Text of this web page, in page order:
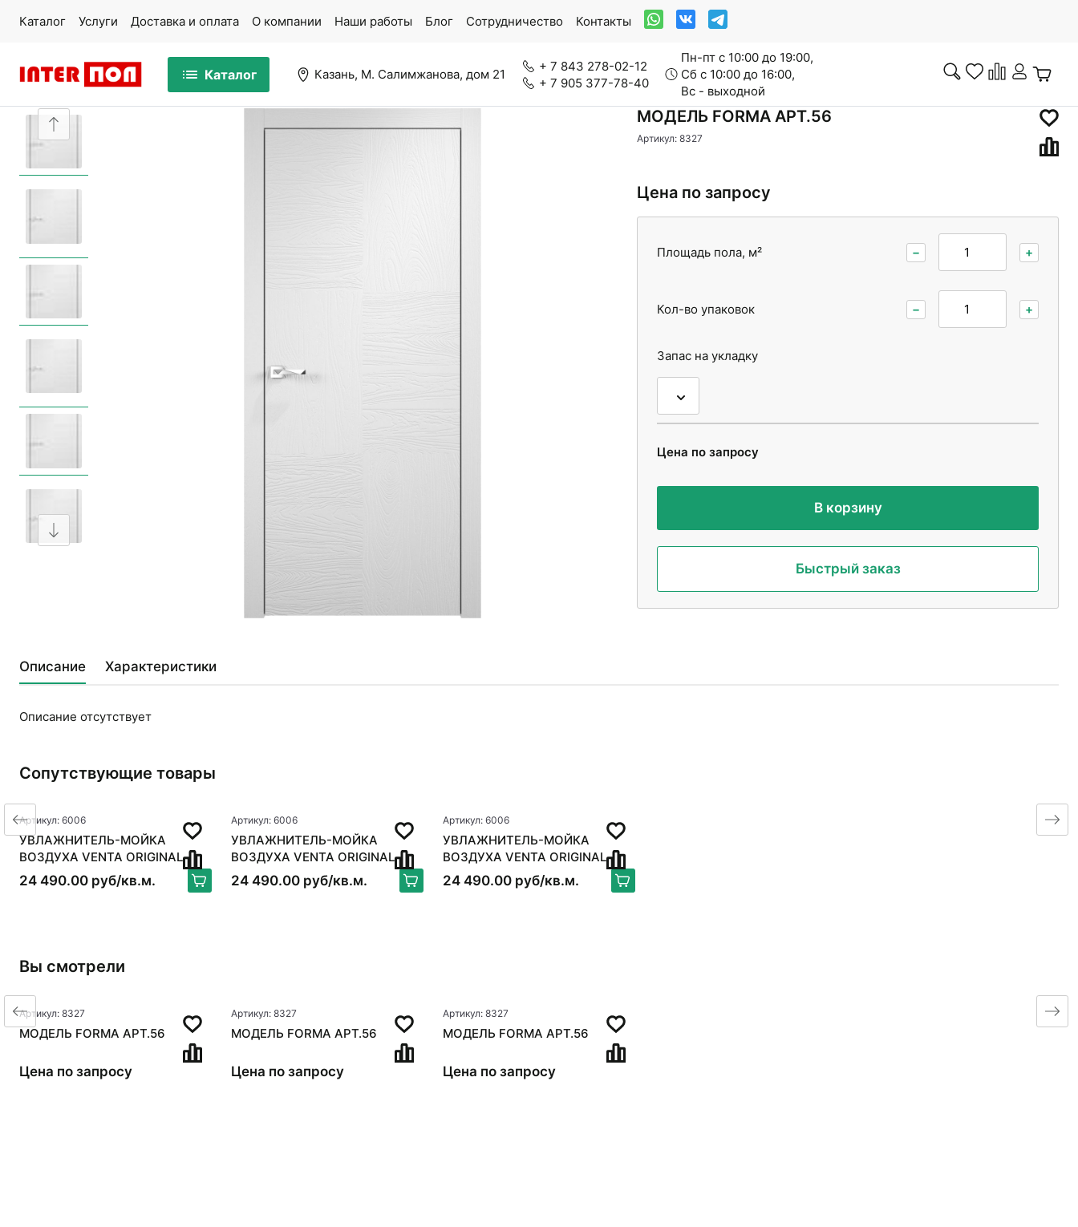
Каталог Услуги Доставка и оплата О компании Наши работы Блог Сотрудничество Контакты
Каталог Казань, М. Салимжанова, дом 21
+ 7 843 278-02-12
+ 7 905 377-78-40
Пн-пт с 10:00 до 19:00,
Сб с 10:00 до 16:00,
Вс - выходной
Ламинат Паркетная химия Сопутствующие товары
Ковролин
МОДЕЛЬ FORMA АРТ.56
Артикул: 8327
Цена по запросу
Площадь пола, м² − +
Кол-во упаковок − +
Запас на укладку
Цена по запросу
В корзину
Быстрый заказ
Описание Характеристики
Описание отсутствует
Сопутствующие товары
Артикул: 6006
УВЛАЖНИТЕЛЬ-МОЙКА
ВОЗДУХА VENTA ORIGINAL
LW15, БЕЛЫЙ
24 490.00 руб/кв.м.
Артикул: 6006
УВЛАЖНИТЕЛЬ-МОЙКА
ВОЗДУХА VENTA ORIGINAL
LW15, БЕЛЫЙ
24 490.00 руб/кв.м.
Артикул: 6006
УВЛАЖНИТЕЛЬ-МОЙКА
ВОЗДУХА VENTA ORIGINAL
LW15, БЕЛЫЙ
24 490.00 руб/кв.м.
Вы смотрели
Артикул: 8327
МОДЕЛЬ FORMA АРТ.56
Цена по запросу
Артикул: 8327
МОДЕЛЬ FORMA АРТ.56
Цена по запросу
Артикул: 8327
МОДЕЛЬ FORMA АРТ.56
Цена по запросу